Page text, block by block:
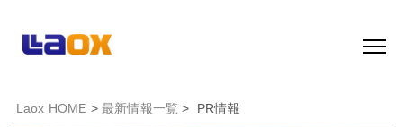
Laox HOME > 最新情報一覧 > PR情報